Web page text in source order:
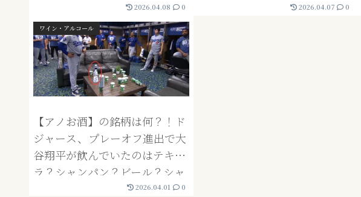
2026.04.08 0 2026.04.07 0
ワイン・アルコール
【アノお酒】の銘柄は何？！ド
ジャース、プレーオフ進出で大
谷翔平が飲んでいたのはテキー
ラ？シャンパン？ビール？シャ
ンパンファイトのお酒はアレ！
2026.04.01 0